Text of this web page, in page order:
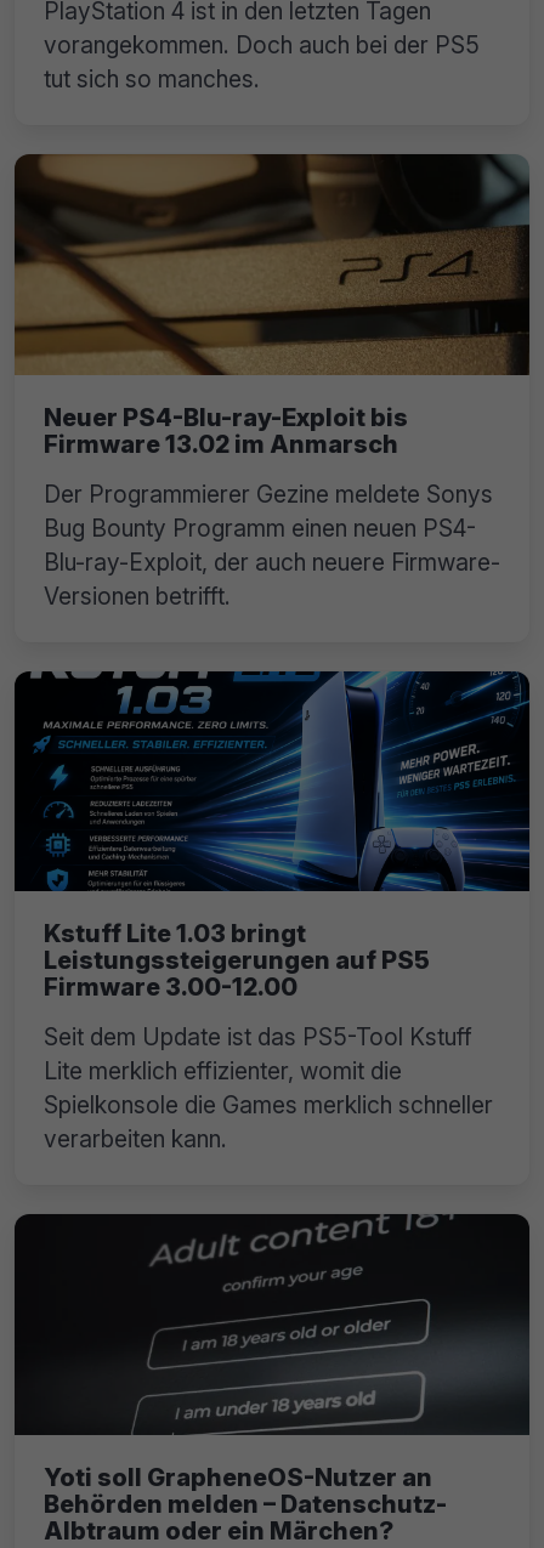
PlayStation 4 ist in den letzten Tagen
vorangekommen. Doch auch bei der PS5
tut sich so manches.
Neuer PS4-Blu-ray-Exploit bis
Firmware 13.02 im Anmarsch
Der Programmierer Gezine meldete Sonys
Bug Bounty Programm einen neuen PS4-
Blu-ray-Exploit, der auch neuere Firmware-
Versionen betrifft.
Kstuff Lite 1.03 bringt
Leistungssteigerungen auf PS5
Firmware 3.00-12.00
Seit dem Update ist das PS5-Tool Kstuff
Lite merklich effizienter, womit die
Spielkonsole die Games merklich schneller
verarbeiten kann.
Yoti soll GrapheneOS-Nutzer an
Behörden melden – Datenschutz-
Albtraum oder ein Märchen?